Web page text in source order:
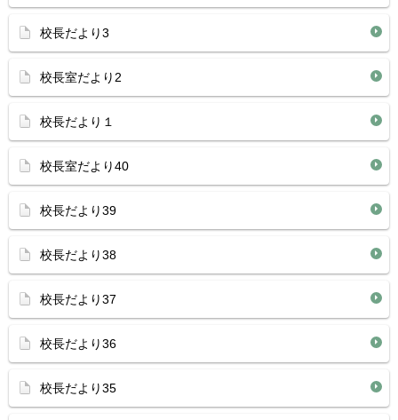
校長だより3
校長室だより2
校長だより１
校長室だより40
校長だより39
校長だより38
校長だより37
校長だより36
校長だより35